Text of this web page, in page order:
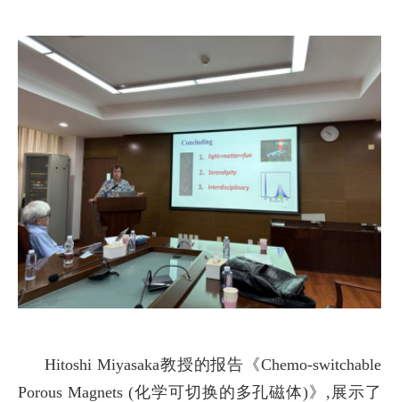
Hitoshi Miyasaka教授的报告《Chemo-switchable
Porous Magnets (化学可切换的多孔磁体)》 , 展示了